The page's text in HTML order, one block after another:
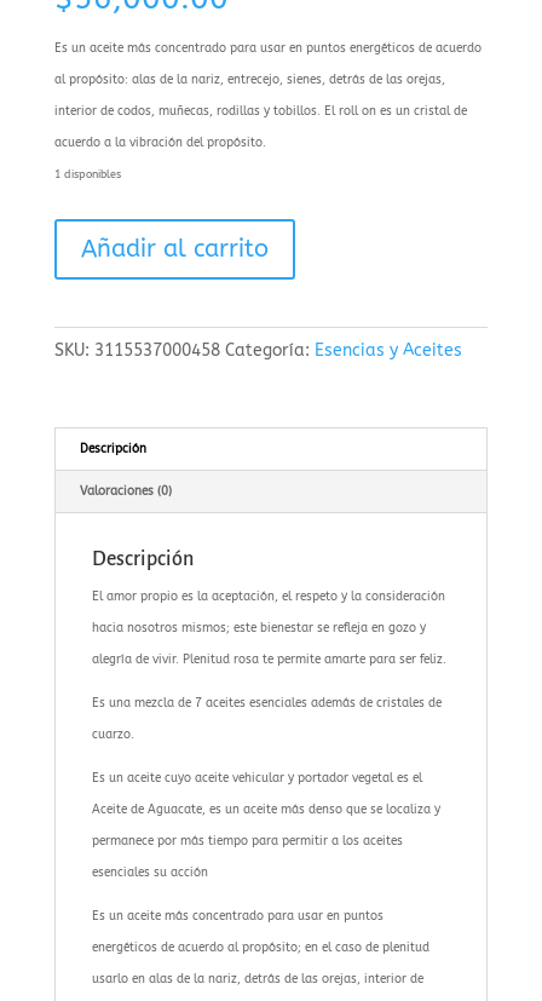
Es un aceite más concentrado para usar en puntos energéticos de acuerdo
al propósito: alas de la nariz, entrecejo, sienes, detrás de las orejas,
interior de codos, muñecas, rodillas y tobillos. El roll on es un cristal de
acuerdo a la vibración del propósito.
1 disponibles
Rosa
X
Añadir al carrito
SKU: 3115537000458 Categoría: Esencias y Aceites
Descripción
Valoraciones (0)
Descripción
El amor propio es la aceptación, el respeto y la consideración
hacia nosotros mismos; este bienestar se refleja en gozo y
alegría de vivir. Plenitud rosa te permite amarte para ser feliz.
Es una mezcla de 7 aceites esenciales además de cristales de
cuarzo.
Es un aceite cuyo aceite vehicular y portador vegetal es el
Aceite de Aguacate, es un aceite más denso que se localiza y
permanece por más tiempo para permitir a los aceites
esenciales su acción
Es un aceite más concentrado para usar en puntos
energéticos de acuerdo al propósito; en el caso de plenitud
usarlo en alas de la nariz, detrás de las orejas, interior de